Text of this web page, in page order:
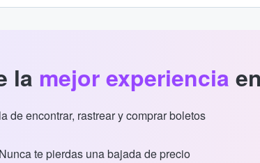
la mejor experiencia
de encontrar, rastrear y comprar boletos
Nunca te pierdas una bajada de precio